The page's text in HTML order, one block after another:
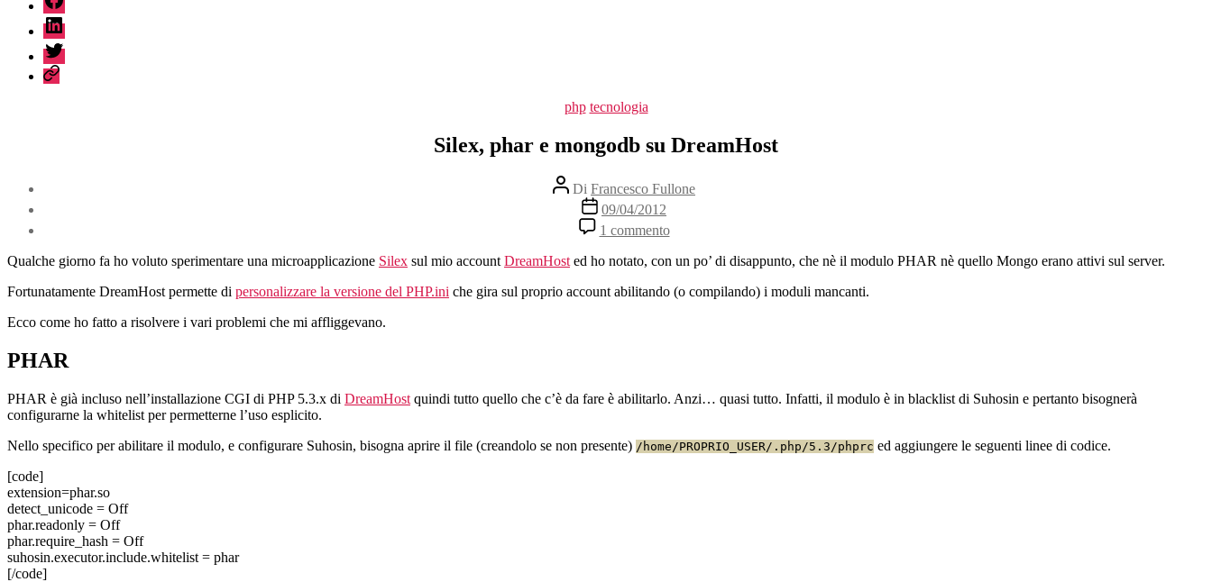
linkedin
twitter
sessionize
Categorie
php tecnologia
Silex, phar e mongodb su DreamHost
Autore
articolo
Di Francesco Fullone
Data
dell'articolo
09/04/2012
1 commento
Silex,
phar
mongodb
Qualche giorno fa ho voluto sperimentare una microapplicazione Silex sul mio account DreamHost ed ho notato, con un po’ di disappunto, che nè il modulo PHAR nè quello Mongo erano attivi sul server.
Fortunatamente DreamHost permette di personalizzare la versione del PHP.ini che gira sul proprio account abilitando (o compilando) i moduli mancanti.
Ecco come ho fatto a risolvere i vari problemi che mi affliggevano.
PHAR
PHAR è già incluso nell’installazione CGI di PHP 5.3.x di DreamHost quindi tutto quello che c’è da fare è abilitarlo. Anzi… quasi tutto. Infatti, il modulo è in blacklist di Suhosin e pertanto bisognerà
configurarne la whitelist per permetterne l’uso esplicito.
Nello specifico per abilitare il modulo, e configurare Suhosin, bisogna aprire il file (creandolo se non presente) /home/PROPRIO_USER/.php/5.3/phprc ed aggiungere le seguenti linee di codice.
[code]
extension=phar.so
detect_unicode = Off
phar.readonly = Off
phar.require_hash = Off
suhosin.executor.include.whitelist = phar
[/code]